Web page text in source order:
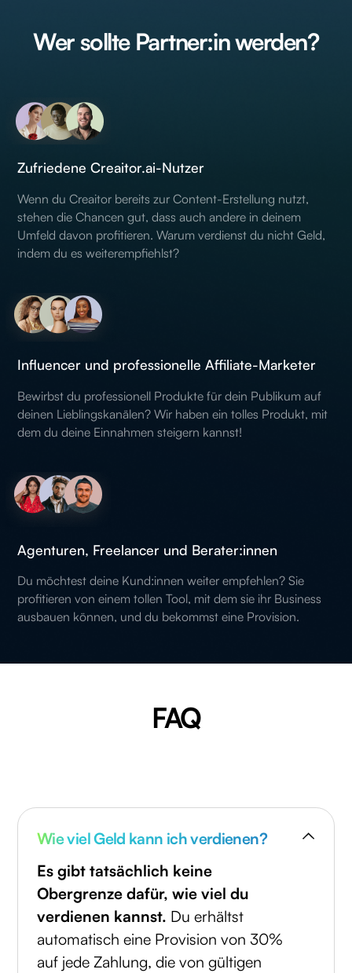
Wer sollte Partner:in werden?
Zufriedene Creaitor.ai-Nutzer
Wenn du Creaitor bereits zur Content-Erstellung nutzt,
stehen die Chancen gut, dass auch andere in deinem
Umfeld davon profitieren. Warum verdienst du nicht Geld,
indem du es weiterempfiehlst?
Influencer und professionelle Affiliate-Marketer
Bewirbst du professionell Produkte für dein Publikum auf
deinen Lieblingskanälen? Wir haben ein tolles Produkt, mit
dem du deine Einnahmen steigern kannst!
Agenturen, Freelancer und Berater:innen
Du möchtest deine Kund:innen weiter empfehlen? Sie
profitieren von einem tollen Tool, mit dem sie ihr Business
ausbauen können, und du bekommst eine Provision.
FAQ
Wie viel Geld kann ich verdienen?
Es gibt tatsächlich keine
Obergrenze dafür, wie viel du
verdienen kannst. Du erhältst
automatisch eine Provision von 30%
auf jede Zahlung, die von gültigen